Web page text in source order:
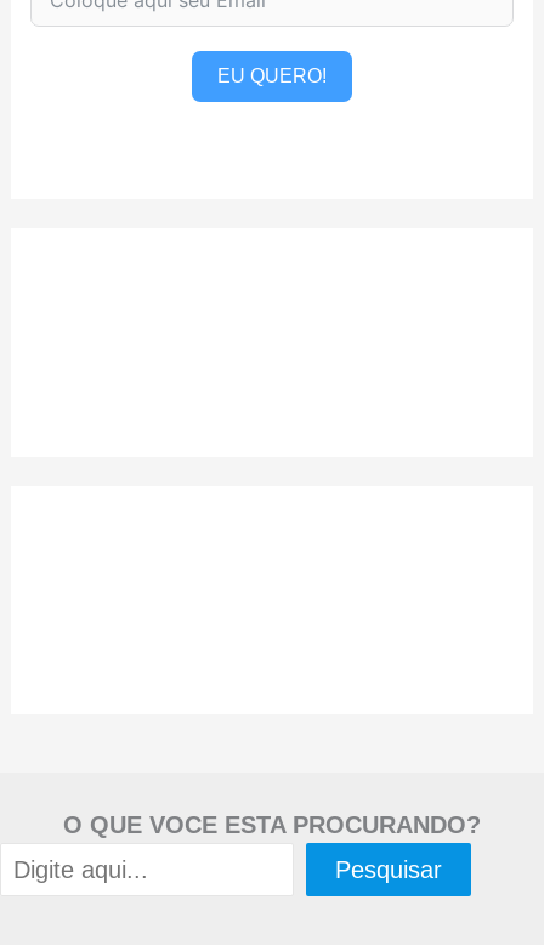
EU QUERO!
O QUE VOCE ESTA PROCURANDO?
Pesquisar